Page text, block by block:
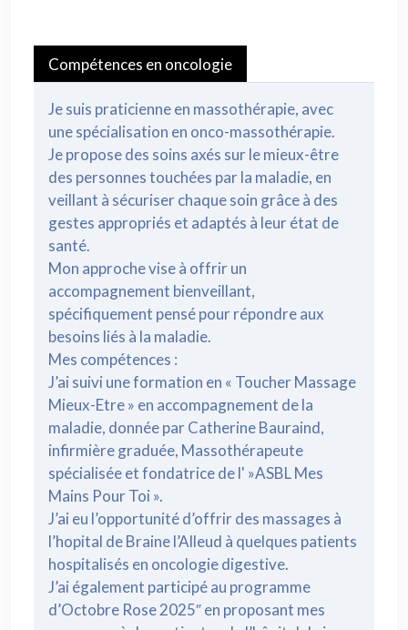
Compétences en oncologie
Je suis praticienne en massothérapie, avec
une spécialisation en onco-massothérapie.
Je propose des soins axés sur le mieux-être
des personnes touchées par la maladie, en
veillant à sécuriser chaque soin grâce à des
gestes appropriés et adaptés à leur état de
santé.
Mon approche vise à offrir un
accompagnement bienveillant,
spécifiquement pensé pour répondre aux
besoins liés à la maladie.
Mes compétences :
J’ai suivi une formation en « Toucher Massage
Mieux-Etre » en accompagnement de la
maladie, donnée par Catherine Bauraind,
infirmière graduée, Massothérapeute
spécialisée et fondatrice de l' »ASBL Mes
Mains Pour Toi ».
J’ai eu l’opportunité d’offrir des massages à
l’hopital de Braine l’Alleud à quelques patients
hospitalisés en oncologie digestive.
J’ai également participé au programme
d’Octobre Rose 2025″ en proposant mes